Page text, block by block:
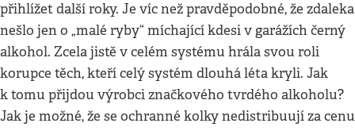
přihlížet další roky. Je víc než pravděpodobné, že zdaleka
nešlo jen o „malé ryby“ míchající kdesi v garážích černý
alkohol. Zcela jistě v celém systému hrála svou roli
korupce těch, kteří celý systém dlouhá léta kryli. Jak
k tomu přijdou výrobci značkového tvrdého alkoholu?
Jak je možné, že se ochranné kolky nedistribuují za cenu